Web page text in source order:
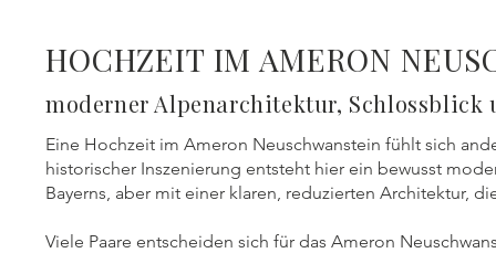
HOCHZEIT IM AMERON
moderner Alpenarchitektur, Schlossblick
Eine Hochzeit im Ameron Neuschwanstein fühlt sich
historischer Inszenierung entsteht hier ein bewusst
Bayerns, aber mit einer klaren, reduzierten Architektur,
Viele Paare entscheiden sich für das Ameron